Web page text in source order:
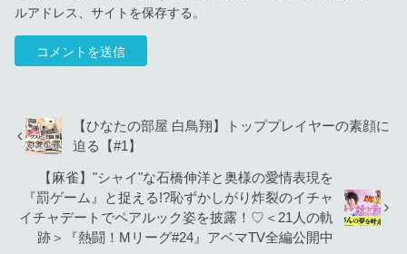
ルアドレス、サイトを保存する。
【ひなたの部屋 白鳥翔】トッププレイヤーの素顔に
迫る【#1】
【麻雀】"シャイ"な石橋伸洋と奥様の愛情表現を
『罰ゲーム』と捉える!?恥ずかしがり炸裂のイチャ
イチャデートでペアルック姿を披露！♡＜21人の軌
跡＞『熱闘！Mリーグ#24』アベマTV全編公開中